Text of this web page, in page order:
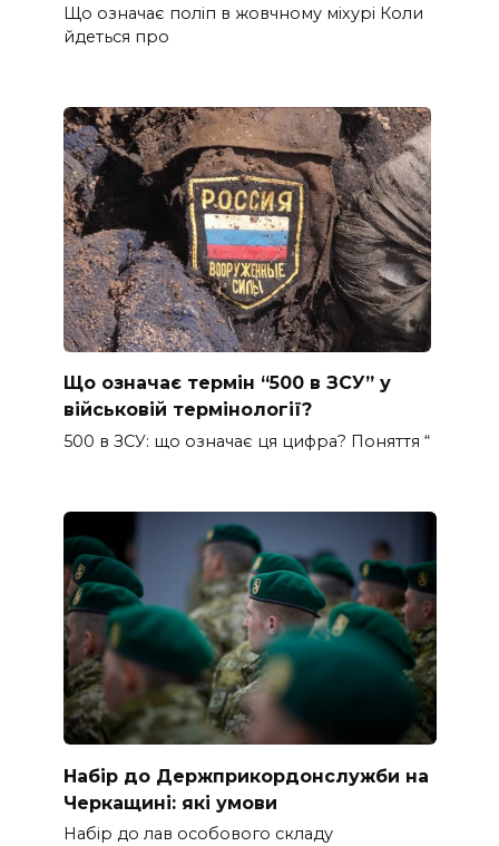
Що означає поліп в жовчному міхурі Коли
йдеться про
Що означає термін “500 в ЗСУ” у
військовій термінології?
500 в ЗСУ: що означає ця цифра? Поняття “
Набір до Держприкордонслужби на
Черкащині: які умови
Набір до лав особового складу